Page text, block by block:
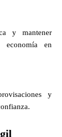
y mantener
economía en
y